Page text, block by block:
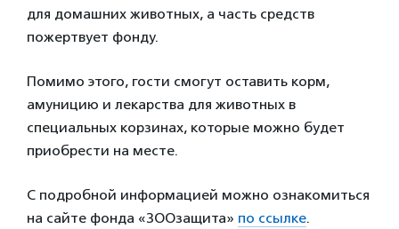
для домашних животных, а часть средств
пожертвует фонду.
Помимо этого, гости смогут оставить корм,
амуницию и лекарства для животных в
специальных корзинах, которые можно будет
приобрести на месте.
С подробной информацией можно ознакомиться
на сайте фонда «ЗООзащита» по ссылке.